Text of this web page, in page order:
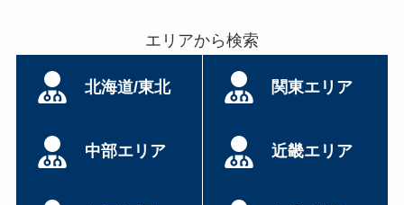
エリアから検索
北海道/東北 関東エリア
中部エリア 近畿エリア